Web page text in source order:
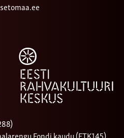
Fondi kaudu (ETK145)